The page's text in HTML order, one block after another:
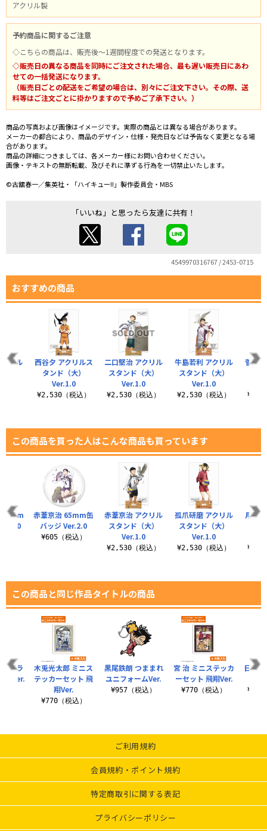
アクリル製
予約商品に関するご注意
◇こちらの商品は、販売後～1週間程度での発送となります。
◇販売日の異なる商品を同時にご注文された場合、最も遅い販売日にあわ
せての一括発送になります。
（販売日ごとの配送をご希望の場合は、別々にご注文下さい。その際、送
料等はご注文ごとに掛かりますので予めご了承下さい。）
商品の写真および画像はイメージです。実際の商品とは異なる場合があります。
メーカーの都合により、商品のデザイン・仕様・発売日などは予告なく変更となる場
合があります。
商品の詳細につきましては、各メーカー様にお問い合わせください。
画像・テキストの無断転載、及びそれに準ずる行為を一切禁止いたします。
©古舘春一／集英社・「ハイキュー!!」製作委員会・MBS
「いいね」と思ったら友達に共有！
4549970316767 / 2453-0715
おすすめの商品
二口堅治 アクリル
スタンド（大）
Ver.1.0
¥2,530（税込）
牛島若利 アクリル
スタンド（大）
Ver.1.0
¥2,530（税込）
菅原
リル
西谷夕 アクリルス
タンド（大）
Ver.1.0
¥2,530（税込）
この商品を買った人はこんな商品も買っています
赤葦京治 アクリル
スタンド（大）
Ver.1.0
¥2,530（税込）
孤爪研磨 アクリル
スタンド（大）
Ver.1.0
¥2,530（税込）
月島
65mm
赤葦京治 65mm缶
バッジ Ver.2.0
¥605（税込）
この商品と同じ作品タイトルの商品
黒尾鉄朗 つままれ
ユニフォームVer.
¥957（税込）
宮 治 ミニステッカ
ーセット 飛翔Ver.
¥770（税込）
日向
カラ
翔Ver.
木兎光太郎 ミニス
テッカーセット 飛
翔Ver.
¥770（税込）
ご利用規約
会員規約・ポイント規約
特定商取引に関する表記
プライバシーポリシー